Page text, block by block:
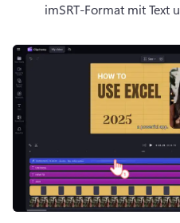
imSRT-Format mit Text